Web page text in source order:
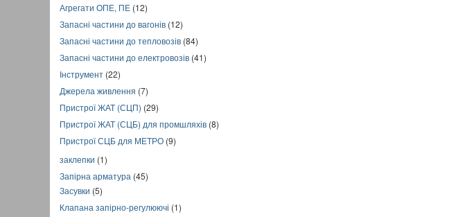
Агрегати ОПЕ, ПЕ (12)
Запасні частини до вагонів (12)
Запасні частини до тепловозів (84)
Запасні частини до електровозів (41)
Інструмент (22)
Джерела живлення (7)
Пристрої ЖАТ (СЦП) (29)
Пристрої ЖАТ (СЦБ) для промшляхів (8)
Пристрої СЦБ для МЕТРО (9)
заклепки (1)
Запірна арматура (45)
Засувки (5)
Клапана запірно-регулюючі (1)